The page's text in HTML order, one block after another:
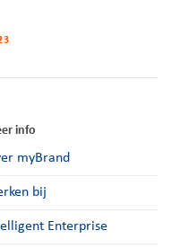
info
myBrand
bij
Enterprise